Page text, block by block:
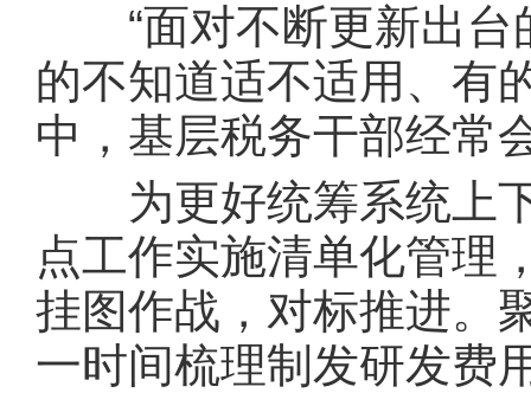
“面对不断更新出台
的不知道适不适用、
中，基层税务干部经常
为更好统筹系统上下
点工作实施清单化管理
挂图作战，对标推进。
一时间梳理制发研发费